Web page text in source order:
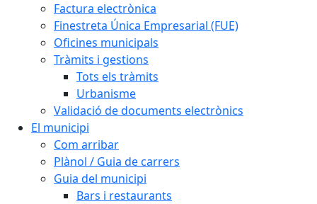
Factura electrònica
Finestreta Única Empresarial (FUE)
Oficines municipals
Tràmits i gestions
Tots els tràmits
Urbanisme
Validació de documents electrònics
El municipi
Com arribar
Plànol / Guia de carrers
Guia del municipi
Bars i restaurants